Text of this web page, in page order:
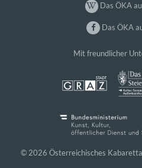
Das ÖKA
Das ÖKA
Mit freundlicher
© 2026 Österreichisches